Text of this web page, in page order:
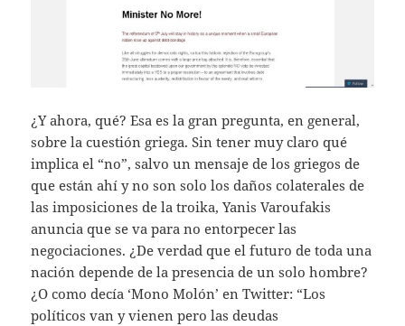
¿Y ahora, qué? Esa es la gran pregunta, en general,
sobre la cuestión griega. Sin tener muy claro qué
implica el “no”, salvo un mensaje de los griegos de
que están ahí y no son solo los daños colaterales de
las imposiciones de la troika, Yanis Varoufakis
anuncia que se va para no entorpecer las
negociaciones. ¿De verdad que el futuro de toda una
nación depende de la presencia de un solo hombre?
¿O como decía ‘Mono Molón’ en Twitter: “Los
políticos van y vienen pero las deudas